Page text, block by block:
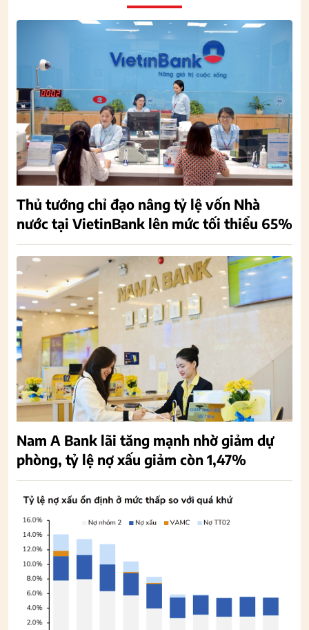
Thủ tướng chỉ đạo nâng tỷ lệ vốn Nhà
nước tại VietinBank lên mức tối thiểu 65%
Nam A Bank lãi tăng mạnh nhờ giảm dự
phòng, tỷ lệ nợ xấu giảm còn 1,47%